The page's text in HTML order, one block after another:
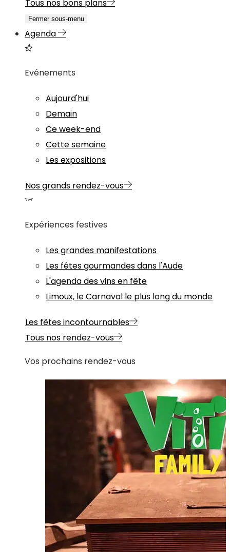
Tous nos bons plans
Fermer sous-menu
Agenda
Evénements
Aujourd'hui
Demain
Ce week-end
Cette semaine
Les expositions
Nos grands rendez-vous
Expériences festives
Les grandes manifestations
Les fêtes gourmandes dans l'Aude
L'agenda des vins en fête
Limoux, le Carnaval le plus long du monde
Les fêtes incontournables
Tous nos rendez-vous
Vos prochains rendez-vous